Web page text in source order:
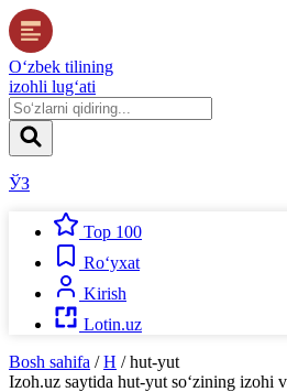
O‘zbek tilining
izohli lug‘ati
ЎЗ
Top 100
Ro‘yxat
Kirish
Lotin.uz
Bosh sahifa / H / hut-yut
Izoh.uz saytida hut-yut so‘zining izohi